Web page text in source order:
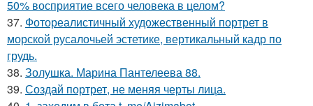
50% восприятие всего человека в целом?
37. Фотореалистичный художественный портрет в
морской русалочьей эстетике, вертикальный кадр по
грудь.
38. Золушка. Марина Пантелеева 88.
39. Создай портрет, не меняя черты лица.